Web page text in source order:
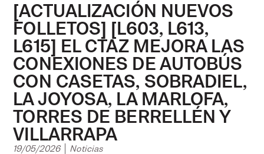
[ACTUALIZACIÓN NUEVOS
FOLLETOS] [L603, L613,
L615] EL CTAZ MEJORA LAS
CONEXIONES DE AUTOBÚS
CON CASETAS, SOBRADIEL,
LA JOYOSA, LA MARLOFA,
TORRES DE BERRELLÉN Y
VILLARRAPA
19/05/2026
Noticias